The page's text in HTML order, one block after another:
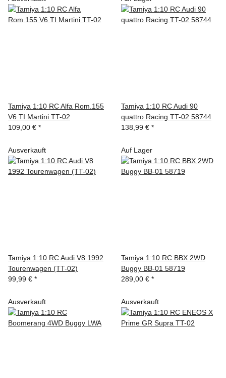
Tamiya 1:10 RC Alfa Rom.155
V6 TI Martini TT-02
109,00 € *
Tamiya 1:10 RC Audi 90
quattro Racing TT-02 58744
138,99 € *
Ausverkauft
Tamiya 1:10 RC Audi V8 1992
Tourenwagen (TT-02)
99,99 € *
Auf Lager
Tamiya 1:10 RC BBX 2WD
Buggy BB-01 58719
289,00 € *
Ausverkauft Ausverkauft